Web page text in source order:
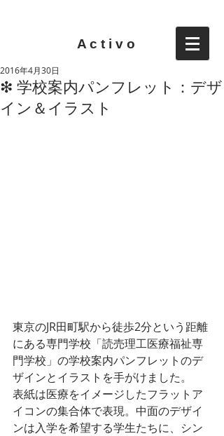
A c t i v o
❇︎ 学校案内パンフレット：デザ
イン＆イラスト
2016年4月30日
東京のJR田町駅から徒歩2分という距離
にある専門学校「読売理工医療福祉専
門学校」の学校案内パンフレットのデ
ザインとイラストを手がけました。
表紙は医療をイメージしたフラットア
イコンの集合体で表現。中面のデザイ
ンは入学を希望する学生たちに、シン